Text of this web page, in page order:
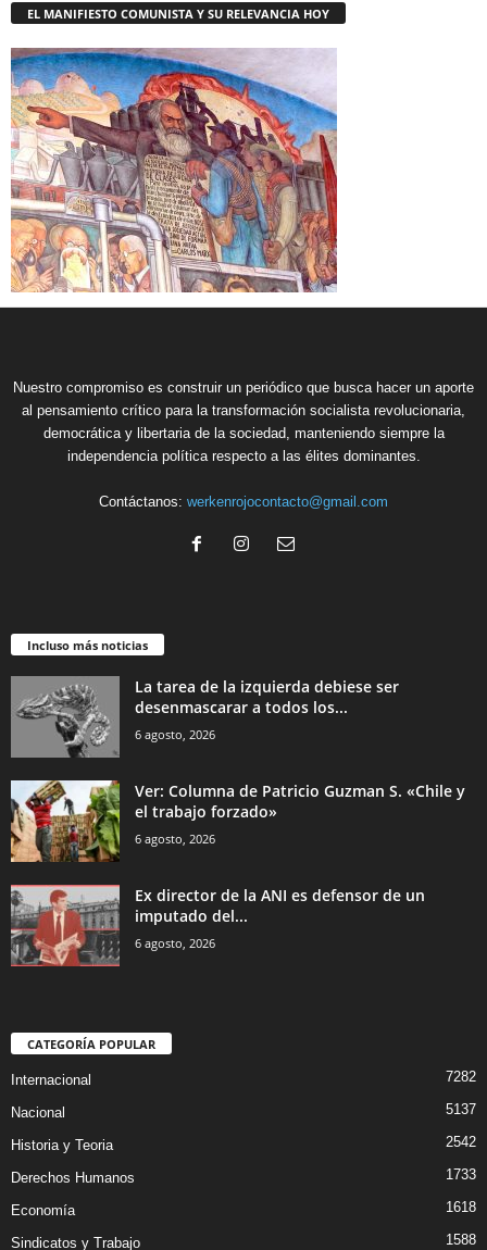
EL MANIFIESTO COMUNISTA Y SU RELEVANCIA HOY
Nuestro compromiso es construir un periódico que busca hacer un aporte
al pensamiento crítico para la transformación socialista revolucionaria,
democrática y libertaria de la sociedad, manteniendo siempre la
independencia política respecto a las élites dominantes.
Contáctanos: werkenrojocontacto@gmail.com
Incluso más noticias
La tarea de la izquierda debiese ser
desenmascarar a todos los...
6 agosto, 2026
Ver: Columna de Patricio Guzman S. «Chile y
el trabajo forzado»
6 agosto, 2026
Ex director de la ANI es defensor de un
imputado del...
6 agosto, 2026
CATEGORÍA POPULAR
Internacional 7282
Nacional 5137
Historia y Teoria 2542
Derechos Humanos 1733
Economía 1618
Sindicatos y Trabajo 1588